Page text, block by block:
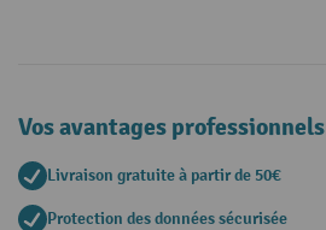
Vos avantages professionnels
Livraison gratuite à partir de 50€
Protection des données sécurisée